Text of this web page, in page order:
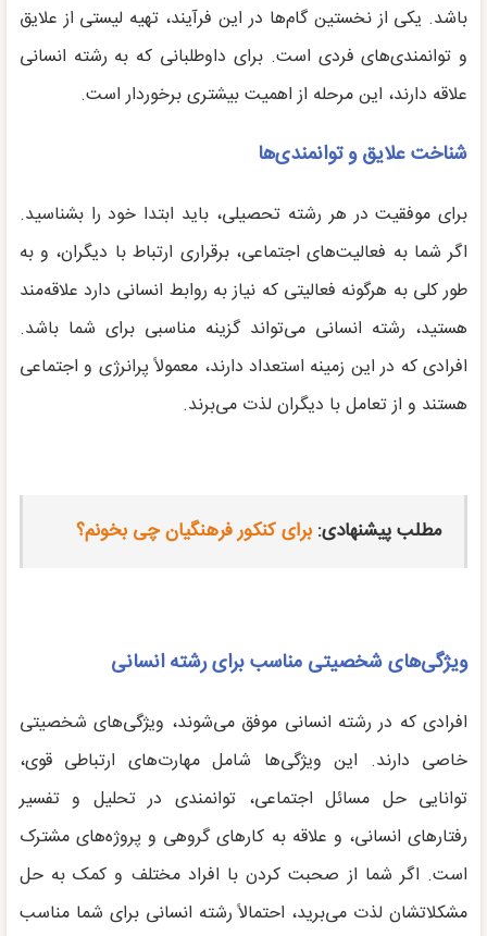
باشد. یکی از نخستین گام‌ها در این فرآیند، تهیه لیستی از علایق
و توانمندی‌های فردی است. برای داوطلبانی که به رشته انسانی
علاقه دارند، این مرحله از اهمیت بیشتری برخوردار است.
شناخت علایق و توانمندی‌ها
برای موفقیت در هر رشته تحصیلی، باید ابتدا خود را بشناسید.
اگر شما به فعالیت‌های اجتماعی، برقراری ارتباط با دیگران، و به
طور کلی به هرگونه فعالیتی که نیاز به روابط انسانی دارد علاقه‌مند
هستید، رشته انسانی می‌تواند گزینه مناسبی برای شما باشد.
افرادی که در این زمینه استعداد دارند، معمولاً پرانرژی و اجتماعی
هستند و از تعامل با دیگران لذت می‌برند.
مطلب پیشنهادی: برای کنکور فرهنگیان چی بخونم؟
ویژگی‌های شخصیتی مناسب برای رشته انسانی
افرادی که در رشته انسانی موفق می‌شوند، ویژگی‌های شخصیتی
خاصی دارند. این ویژگی‌ها شامل مهارت‌های ارتباطی قوی،
توانایی حل مسائل اجتماعی، توانمندی در تحلیل و تفسیر
رفتارهای انسانی، و علاقه به کارهای گروهی و پروژه‌های مشترک
است. اگر شما از صحبت کردن با افراد مختلف و کمک به حل
مشکلاتشان لذت می‌برید، احتمالاً رشته انسانی برای شما مناسب